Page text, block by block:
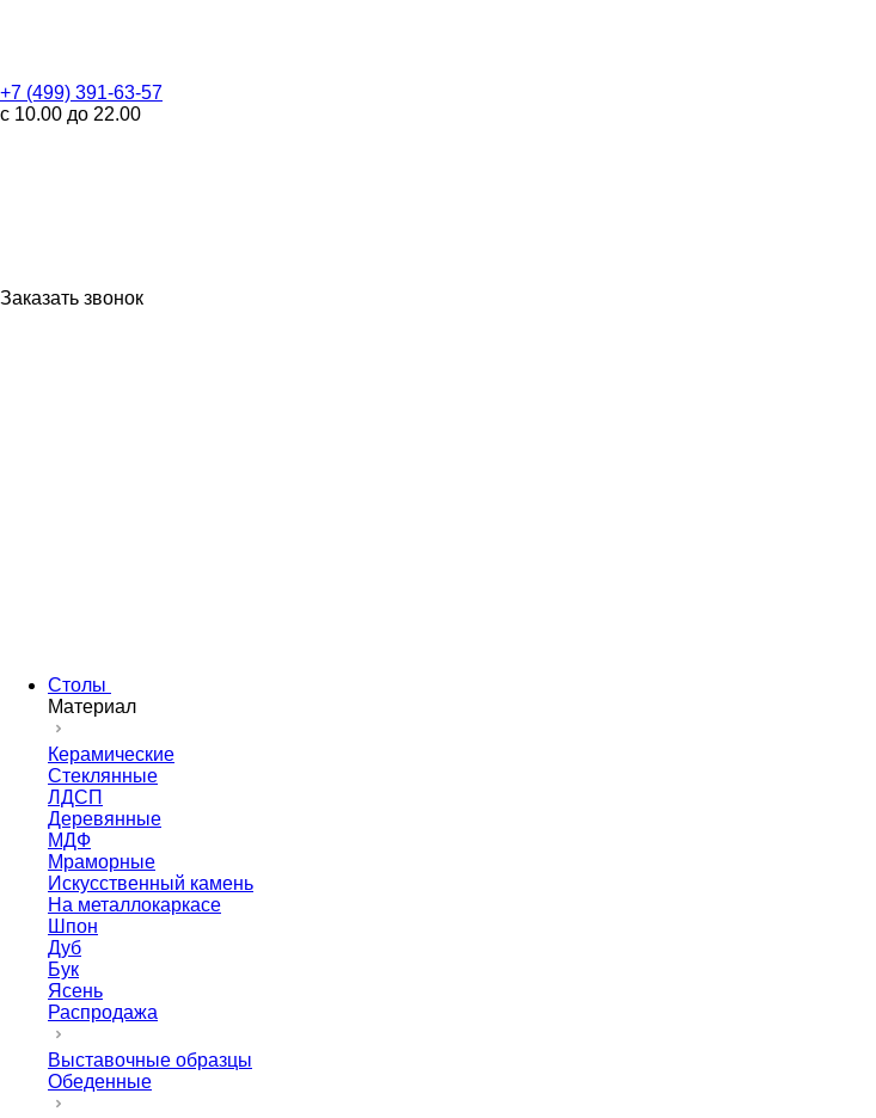
+7 (499) 391-63-57
с 10.00 до 22.00
Заказать звонок
Столы
Материал
Керамические
Стеклянные
ЛДСП
Деревянные
МДФ
Мраморные
Искусственный камень
На металлокаркасе
Шпон
Дуб
Бук
Ясень
Распродажа
Выставочные образцы
Обеденные